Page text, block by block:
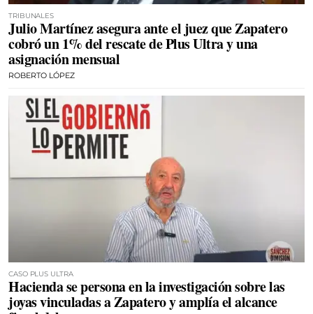
TRIBUNALES
Julio Martínez asegura ante el juez que Zapatero
cobró un 1% del rescate de Plus Ultra y una
asignación mensual
ROBERTO LÓPEZ
CASO PLUS ULTRA
Hacienda se persona en la investigación sobre las
joyas vinculadas a Zapatero y amplía el alcance